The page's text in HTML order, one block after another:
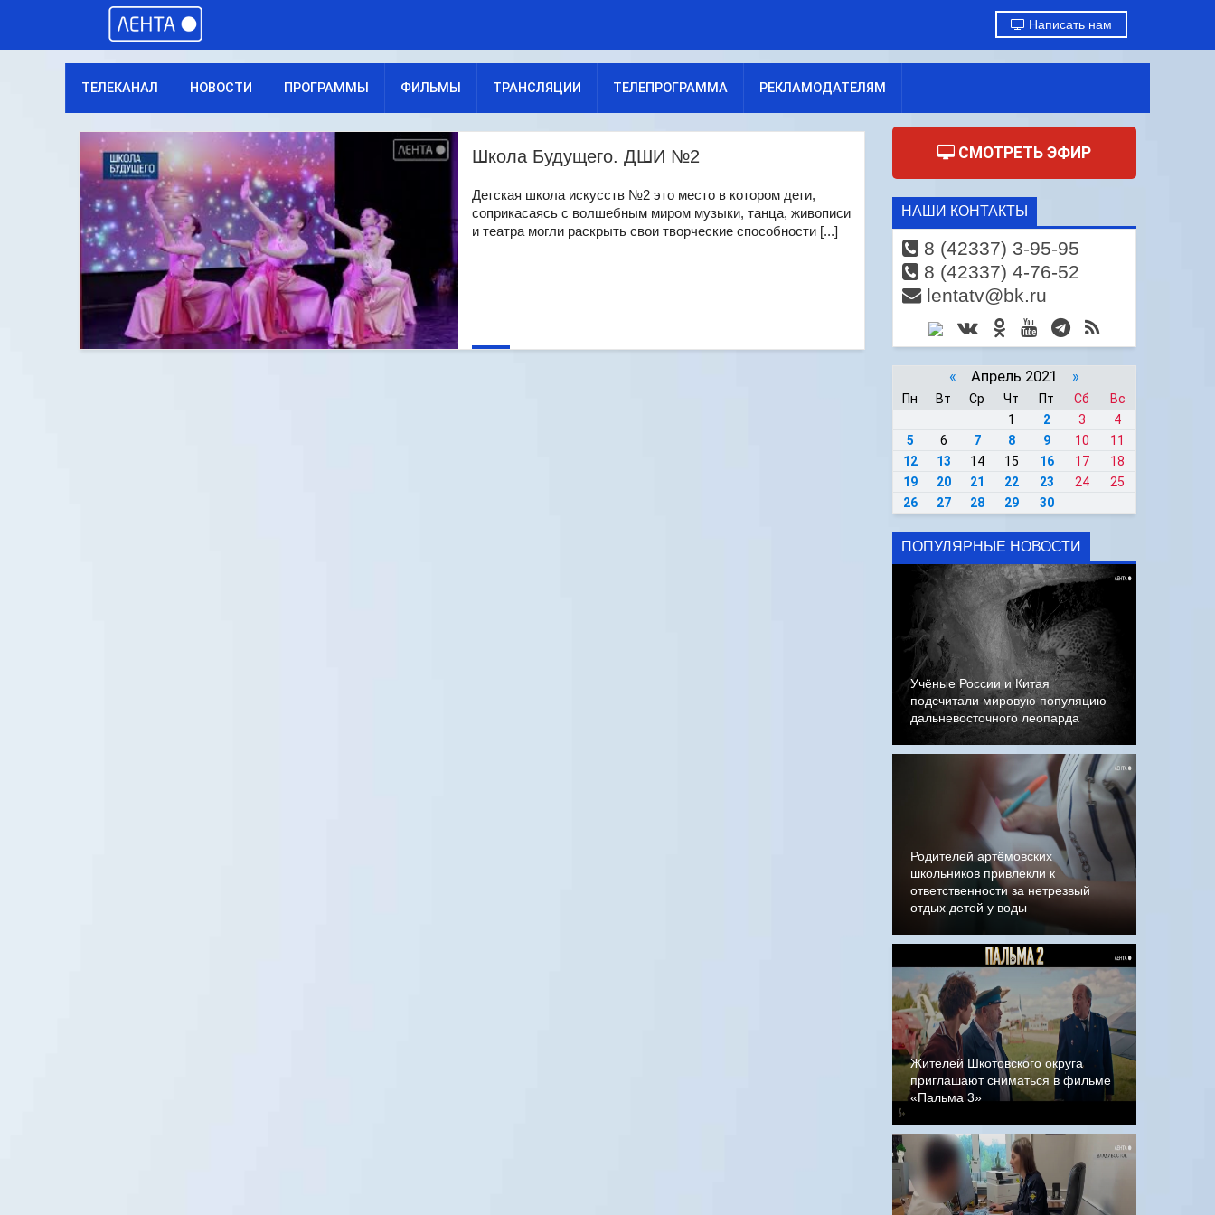
Написать нам
ТЕЛЕКАНАЛ НОВОСТИ ПРОГРАММЫ ФИЛЬМЫ ТРАНСЛЯЦИИ ТЕЛЕПРОГРАММА РЕКЛАМОДАТЕЛЯМ
Школа Будущего. ДШИ №2
Детская школа искусств №2 это место в котором дети,
соприкасаясь с волшебным миром музыки, танца, живописи
и театра могли раскрыть свои творческие способности [...]
СМОТРЕТЬ ЭФИР
НАШИ КОНТАКТЫ
8 (42337) 3-95-95
8 (42337) 4-76-52
lentatv@bk.ru
« Апрель 2021 »
Пн Вт Ср Чт Пт Сб
Вс
1
2 3
4
5
6 7 8 9 10
11
12
13 14 15 16 17
18
19
20 21 22 23 24
25
26
27 28 29 30
ПОПУЛЯРНЫЕ НОВОСТИ
Учёные России и Китая
подсчитали мировую популяцию
дальневосточного леопарда
Родителей артёмовских
школьников привлекли к
ответственности за нетрезвый
отдых детей у воды
Жителей Шкотовского округа
приглашают сниматься в фильме
«Пальма 3»